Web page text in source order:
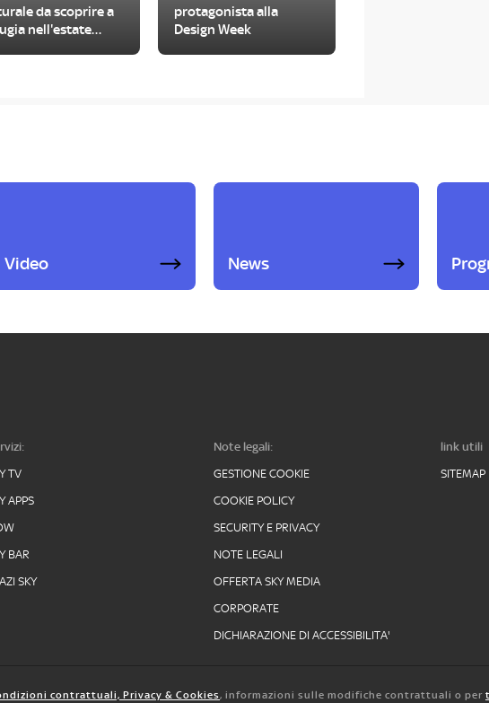
da scoprire a
nell'estate
protagonista alla
Design Week
Video News
TV
APPS
BAR
SKY
Note legali:
GESTIONE COOKIE
COOKIE POLICY
SECURITY E PRIVACY
NOTE LEGALI
OFFERTA SKY MEDIA
CORPORATE
DICHIARAZIONE DI ACCESSIBILITA'
link utili
SITEMAP
contrattuali, Privacy & Cookies, informazioni sulle modifiche contrattuali o per